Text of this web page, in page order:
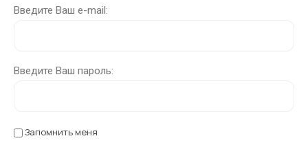
Введите Ваш e-mail:
Введите Ваш пароль:
Запомнить меня